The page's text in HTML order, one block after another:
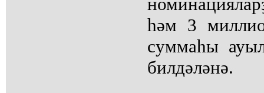
һәм 3
суммаһы
билдәләнә.